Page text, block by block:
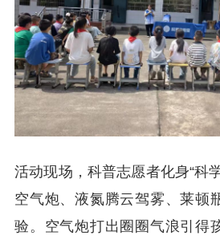
活动现场，科普志愿者化身“科
空气炮、液氮腾云驾雾、莱顿
验。空气炮打出圈圈气浪引得